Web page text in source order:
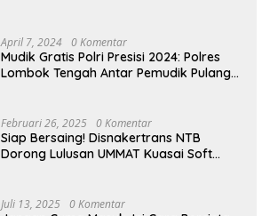
April 7, 2024 0 Komentar
Mudik Gratis Polri Presisi 2024: Polres
Lombok Tengah Antar Pemudik Pulang
Februari 26, 2025 0 Komentar
Siap Bersaing! Disnakertrans NTB
Dorong Lulusan UMMAT Kuasai Soft
Juli 13, 2025 0 Komentar